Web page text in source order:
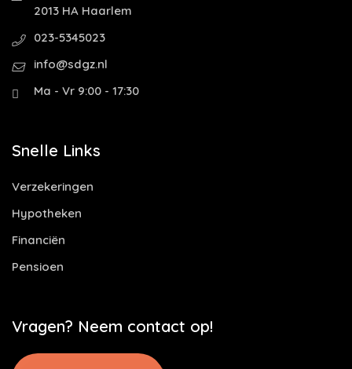
2013 HA Haarlem
023-5345023
info@sdgz.nl
Ma - Vr 9:00 - 17:30
Snelle Links
Verzekeringen
Hypotheken
Financiën
Pensioen
Vragen? Neem contact op!